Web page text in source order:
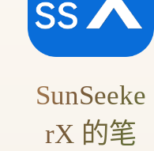
SunSeeke
rX 的笔